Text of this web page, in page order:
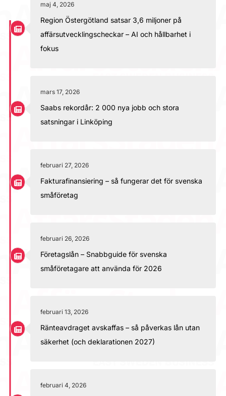
maj 4, 2026
Region Östergötland satsar 3,6 miljoner på
affärsutvecklingscheckar – AI och hållbarhet i
fokus
mars 17, 2026
Saabs rekordår: 2 000 nya jobb och stora
satsningar i Linköping
februari 27, 2026
Fakturafinansiering – så fungerar det för svenska
småföretag
februari 26, 2026
Företagslån – Snabbguide för svenska
småföretagare att använda för 2026
februari 13, 2026
Ränteavdraget avskaffas – så påverkas lån utan
säkerhet (och deklarationen 2027)
februari 4, 2026